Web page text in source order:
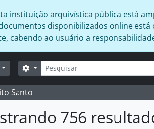
arquivística pública está
disponibilizados online
cabendo ao usuário a
Buscar
Opções de busca
Santo
756